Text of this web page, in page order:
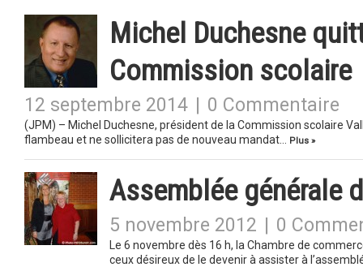
Michel Duchesne
Commission scolaire
12 septembre 2014 0 Commentaire
(JPM) – Michel Duchesne, président de la Commission scolaire
flambeau et ne sollicitera pas de nouveau mandat…
Plus »
Assemblée générale
5 novembre 2012 0
Le 6 novembre dès 16 h, la Chambre de
ceux désireux de le devenir à assister à